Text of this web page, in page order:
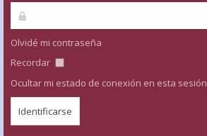
Olvidé mi contraseña
Recordar
Ocultar mi estado de conexión en esta sesión